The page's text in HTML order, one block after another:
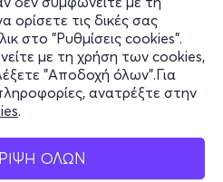
ορίσετε τις δικές σας
στο "Ρυθμίσεις cookies".
με τη χρήση των cookies,
"Αποδοχή όλων".Για
ανατρέξτε στην
.
ΟΛΩΝ